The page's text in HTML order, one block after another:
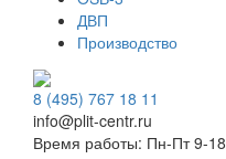
ДВП
Производство
8 (495) 767 18 11
info@plit-centr.ru
Время работы: Пн-Пт 9-18